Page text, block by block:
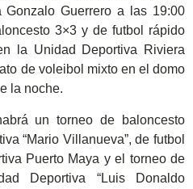
Guerrero a las 19:00
3×3 y de futbol rápido
la Unidad Deportiva Riviera
de voleibol mixto en el domo
la noche.
un torneo de baloncesto
“Mario Villanueva”, de futbol
Puerto Maya y el torneo de
Deportiva “Luis Donaldo